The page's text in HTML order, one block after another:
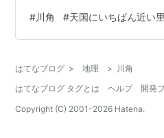
#川角 #天国にいちばん近い里
はてなブログ > 地理 > 川角
はてなブログ タグとは
ヘルプ 開発
Copyright (C) 2001-2026 Hatena.